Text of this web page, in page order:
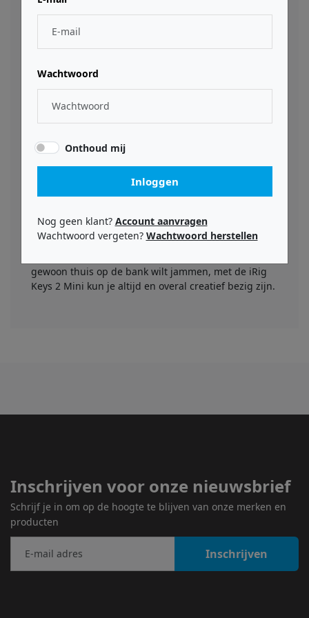
pitch- en modulatiewielen, evenals een volumeknop
en een Octave Shift-knop, waardoor je eenvoudig
Keys 2 Mini eenvoudig aansluiten op je computer,
smartphone of tablet. Bovendien wordt hij geleverd
met een bundel van krachtige software, waaronder
SampleTank 4 SE en Ableton Live Lite, zodat je direct
aan de slag kunt met muziekproductie.
Draagbaar en veelzijdig
is de iRig Keys 2 Mini de ideale reisgenoot voor
muzikanten die graag onderweg muziek willen
gewoon thuis op de bank wilt jammen, met de iRig
Keys 2 Mini kun je altijd en overal creatief bezig zijn.
Inschrijven voor onze nieuwsbrief
Schrijf je in om op de hoogte te blijven van onze merken en
producten
Inschrijven
Wachtwoord
Onthoud mij
Inloggen
Nog geen klant? Account aanvragen
Wachtwoord vergeten? Wachtwoord herstellen